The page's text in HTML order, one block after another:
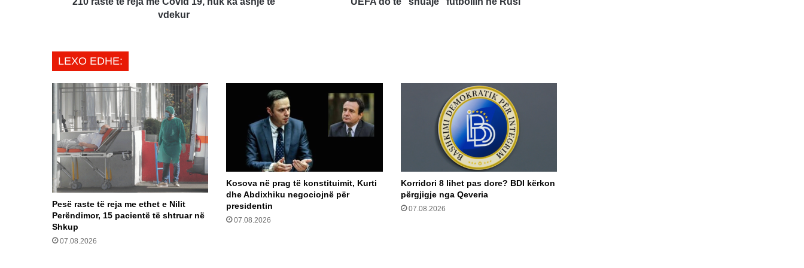
vdekur
LEXO EDHE:
Pesë raste të reja me ethet e Nilit
Perëndimor, 15 pacientë të shtruar në
Shkup
07.08.2026
Kosova në prag të konstituimit, Kurti
dhe Abdixhiku negociojnë për
presidentin
07.08.2026
Korridori 8 lihet pas dore? BDI kërkon
përgjigje nga Qeveria
07.08.2026